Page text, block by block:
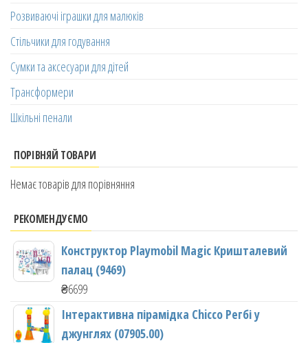
Розвиваючі іграшки для малюків
Стільчики для годування
Сумки та аксесуари для дітей
Трансформери
Шкільні пенали
ПОРІВНЯЙ ТОВАРИ
Немає товарів для порівняння
РЕКОМЕНДУЄМО
Конструктор Playmobil Magic Кришталевий
палац (9469)
₴6699
Інтерактивна пірамідка Chicco Регбі у
джунглях (07905.00)